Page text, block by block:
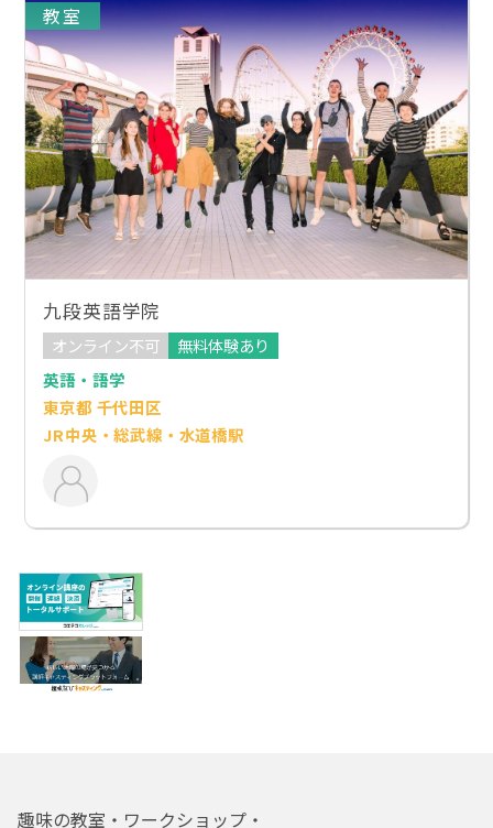
教室
九段英語学院
オンライン不可
無料体験あり
英語・語学
東京都 千代田区
JR中央・総武線・水道橋駅
趣味の教室・ワークショップ・